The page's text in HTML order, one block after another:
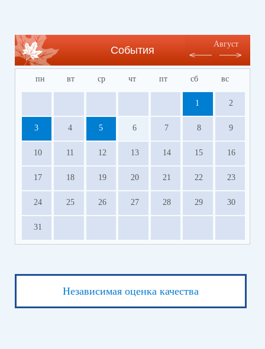
События
Август
пн вт ср чт пт сб вс
1 2
3 4 5 6 7 8 9
10 11 12 13 14 15 16
17 18 19 20 21 22 23
24 25 26 27 28 29 30
31
Независимая оценка качества